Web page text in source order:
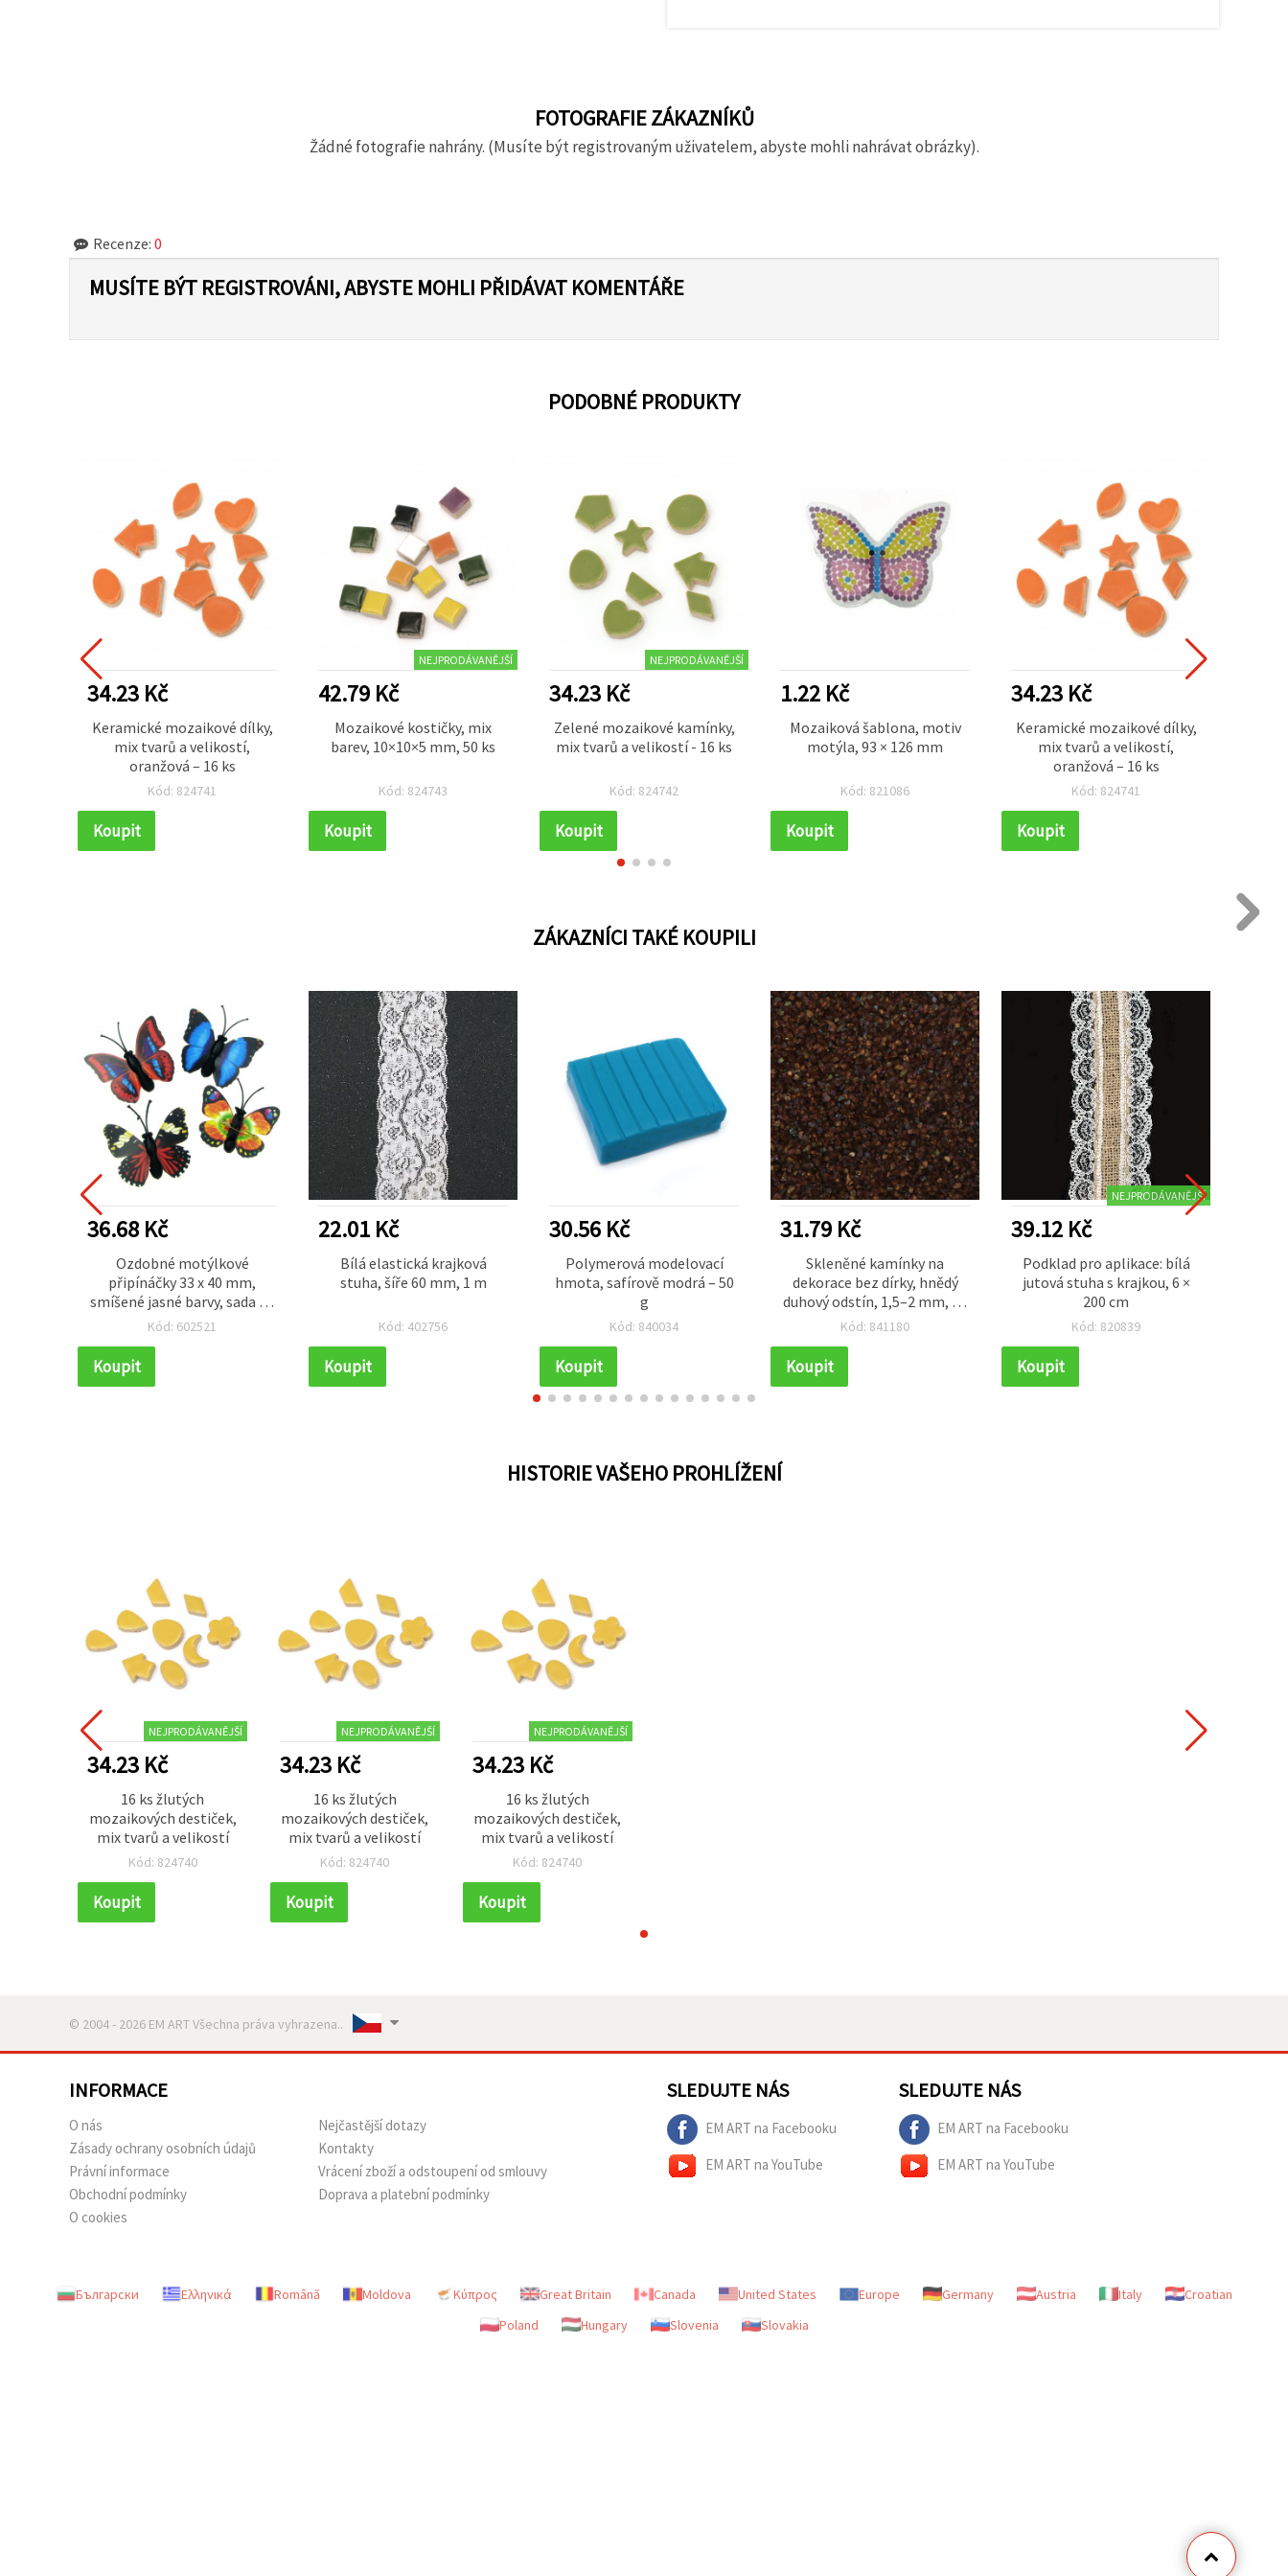
FOTOGRAFIE ZÁKAZNÍKŮ
Žádné fotografie nahrány. (Musíte být registrovaným uživatelem, abyste mohli nahrávat obrázky).
Recenze: 0
MUSÍTE BÝT REGISTROVÁNI, ABYSTE MOHLI PŘIDÁVAT KOMENTÁŘE
PODOBNÉ PRODUKTY
34.23 Kč
Keramické mozaikové dílky,
mix tvarů a velikostí,
oranžová – 16 ks
Kód: 824741
Koupit
NEJPRODÁVANĚJŠÍ
42.79 Kč
Mozaikové kostičky, mix
barev, 10×10×5 mm, 50 ks
Kód: 824743
Koupit
NEJPRODÁVANĚJŠÍ
34.23 Kč
Zelené mozaikové kamínky,
mix tvarů a velikostí - 16 ks
Kód: 824742
Koupit
1.22 Kč
Mozaiková šablona, motiv
motýla, 93 × 126 mm
Kód: 821086
Koupit
34.23 Kč
Keramické mozaikové dílky,
mix tvarů a velikostí,
oranžová – 16 ks
Kód: 824741
Koupit
ZÁKAZNÍCI TAKÉ KOUPILI
36.68 Kč
Ozdobné motýlkové
připínáčky 33 x 40 mm,
smíšené jasné barvy, sada 10
ks – snadné připevnění pro
Kód: 602521
Koupit
22.01 Kč
Bílá elastická krajková
stuha, šíře 60 mm, 1 m
Kód: 402756
Koupit
30.56 Kč
Polymerová modelovací
hmota, safírově modrá – 50
g
Kód: 840034
Koupit
31.79 Kč
Skleněné kamínky na
dekorace bez dírky, hnědý
duhový odstín, 1,5–2 mm, 50
g
Kód: 841180
Koupit
NEJPRODÁVANĚJŠÍ
39.12 Kč
Podklad pro aplikace: bílá
jutová stuha s krajkou, 6 ×
200 cm
Kód: 820839
Koupit
HISTORIE VAŠEHO PROHLÍŽENÍ
NEJPRODÁVANĚJŠÍ
34.23 Kč
16 ks žlutých
mozaikových destiček,
mix tvarů a velikostí
Kód: 824740
Koupit
NEJPRODÁVANĚJŠÍ
34.23 Kč
16 ks žlutých
mozaikových destiček,
mix tvarů a velikostí
Kód: 824740
Koupit
NEJPRODÁVANĚJŠÍ
34.23 Kč
16 ks žlutých
mozaikových destiček,
mix tvarů a velikostí
Kód: 824740
Koupit
© 2004 - 2026 EM ART Všechna práva vyhrazena..
INFORMACE
O nás
Zásady ochrany osobních údajů
Právní informace
Obchodní podmínky
O cookies
Nejčastější dotazy
Kontakty
Vrácení zboží a odstoupení od smlouvy
Doprava a platební podmínky
SLEDUJTE NÁS
EM ART na Facebooku
EM ART na YouTube
SLEDUJTE NÁS
EM ART na Facebooku
EM ART na YouTube
Български Ελληνικά Română Moldova Κύπρος Great Britain Canada United States Europe Germany Austria Italy
Croatian
Poland
Hungary Slovenia Slovakia